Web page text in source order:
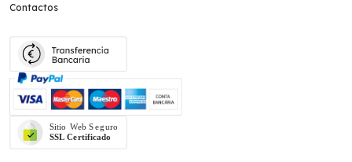
Contactos